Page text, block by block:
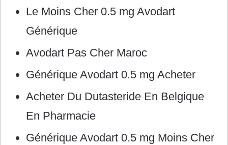
Le Moins Cher 0.5 mg Avodart
Générique
Avodart Pas Cher Maroc
Générique Avodart 0.5 mg Acheter
Acheter Du Dutasteride En Belgique
En Pharmacie
Générique Avodart 0.5 mg Moins Cher